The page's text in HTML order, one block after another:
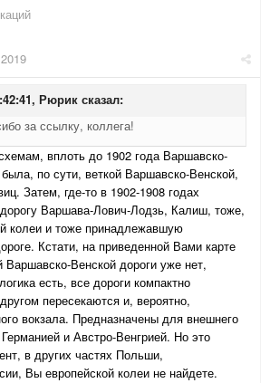
Рюрик сказал:
за ссылку, коллега!
вплоть до 1902 года Варшавско-
по сути, веткой Варшавско-Венской,
Затем, где-то в 1902-1908 годах
Варшава-Лович-Лодзь, Калиш, тоже,
колеи и тоже принадлежавшую
Кстати, на приведенной Вами карте
Варшавско-Венской дороги уже нет,
есть, все дороги компактно
пересекаются и, вероятно,
вокзала. Предназначены для внешнего
и Австро-Венгрией. Но это
в других частях Польши,
Вы европейской колеи не найдете.